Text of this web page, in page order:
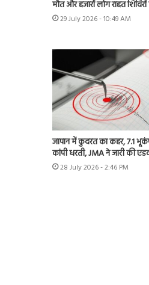
मौत और हजारों लोग राहत
29 July 2026 - 10:49 AM
जापान में कुदरत का कहर, 7.1
कांपी धरती, JMA ने जारी की
28 July 2026 - 2:46 PM